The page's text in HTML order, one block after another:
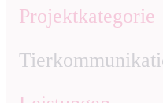
Projektkategorie